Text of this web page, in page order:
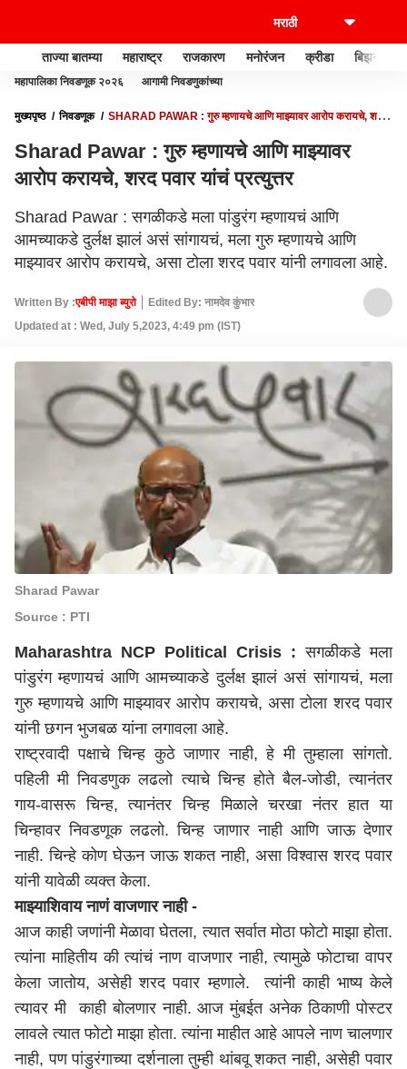
ताज्या बातम्या महाराष्ट्र राजकारण मनोरंजन क्रीडा बिझनेस
महापालिका निवडणूक २०२६ आगामी निवडणुकांच्या
मुख्यपृष्ठ निवडणूक
SHARAD PAWAR : गुरु म्हणायचे आणि माझ्यावर आरोप करायचे, शरद
Sharad Pawar : गुरु म्हणायचे आणि माझ्यावर
आरोप करायचे, शरद पवार यांचं प्रत्युत्तर
Sharad Pawar : सगळीकडे मला पांडुरंग म्हणायचं आणि
आमच्याकडे दुर्लक्ष झालं असं सांगायचं, मला गुरु म्हणायचे आणि
माझ्यावर आरोप करायचे, असा टोला शरद पवार यांनी लगावला आहे.
Written By :एबीपी माझा ब्युरो
Edited By: नामदेव कुंभार
Updated at : Wed, July 5,2023, 4:49 pm (IST)
Sharad Pawar
Source : PTI
Maharashtra NCP Political Crisis : सगळीकडे मला
पांडुरंग म्हणायचं आणि आमच्याकडे दुर्लक्ष झालं असं सांगायचं, मला
गुरु म्हणायचे आणि माझ्यावर आरोप करायचे, असा टोला शरद पवार
यांनी छगन भुजबळ यांना लगावला आहे.
राष्ट्रवादी पक्षाचे चिन्ह कुठे जाणार नाही, हे मी तुम्हाला सांगतो.
पहिली मी निवडणुक लढलो त्याचे चिन्ह होते बैल-जोडी, त्यानंतर
गाय-वासरू चिन्ह, त्यानंतर चिन्ह मिळाले चरखा नंतर हात या
चिन्हावर निवडणूक लढलो. चिन्ह जाणार नाही आणि जाऊ देणार
नाही. चिन्हे कोण घेऊन जाऊ शकत नाही, असा विश्वास शरद पवार
यांनी यावेळी व्यक्त केला.
माझ्याशिवाय नाणं वाजणार नाही -
आज काही जणांनी मेळावा घेतला, त्यात सर्वात मोठा फोटो माझा होता.
त्यांना माहितीय की त्यांचं नाण वाजणार नाही, त्यामुळे फोटाचा वापर
केला जातोय, असेही शरद पवार म्हणाले. त्यांनी काही भाष्य केले
त्यावर मी काही बोलणार नाही. आज मुंबईत अनेक ठिकाणी पोस्टर
लावले त्यात फोटो माझा होता. त्यांना माहीत आहे आपले नाण चालणार
नाही, पण पांडुरंगाच्या दर्शनाला तुम्ही थांबवू शकत नाही, असेही पवार